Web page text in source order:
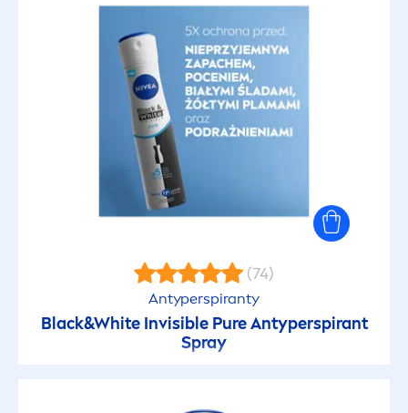
(74)
Antyperspiranty
Black&WhiteInvisible PureAntyperspirant
Spray